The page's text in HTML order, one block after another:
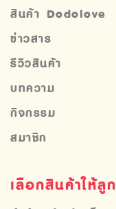
สินค้า Dodolove
ข่าวสาร
รีวิวสินค้า
บทความ
กิจกรรม
สมาชิก
เลือกสินค้าให้ลูก